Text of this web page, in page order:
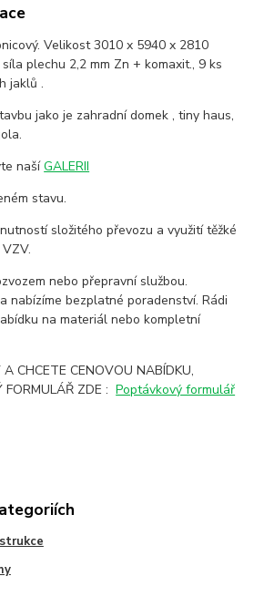
Velikost 3010 x 5940 x 2810
plechu 2,2 mm Zn + komaxit., 9 ks
jaklů .
jako je zahradní domek , tiny haus,
našíGALERII
stavu.
složitého převozu a využití těžké
nebo přepravní službou.
nabízíme bezplatné poradenství. Rádi
na materiál nebo kompletní
CHCETE CENOVOU NABÍDKU,
FORMULÁŘ ZDE :Poptávkový formulář